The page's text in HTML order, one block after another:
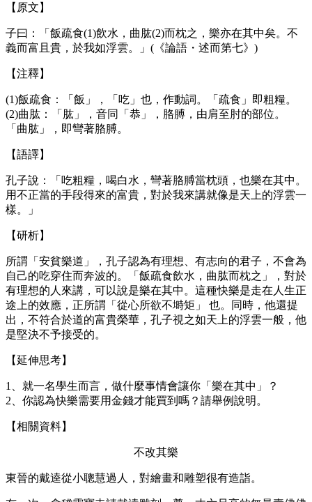
【原文】
子曰：「飯疏食(1)飲水，曲肱(2)而枕之，樂亦在其中矣。不
義而富且貴，於我如浮雲。」(《論語・述而第七》)
【注釋】
(1)飯疏食：「飯」，「吃」也，作動詞。「疏食」即粗糧。
(2)曲肱：「肱」，音同「恭」，胳膊，由肩至肘的部位。
「曲肱」，即彎著胳膊。
【語譯】
孔子說：「吃粗糧，喝白水，彎著胳膊當枕頭，也樂在其中。
用不正當的手段得來的富貴，對於我來講就像是天上的浮雲一
樣。」
【研析】
所謂「安貧樂道」，孔子認為有理想、有志向的君子，不會為
自己的吃穿住而奔波的。「飯疏食飲水，曲肱而枕之」，對於
有理想的人來講，可以說是樂在其中。這種快樂是走在人生正
途上的效應，正所謂「從心所欲不塒矩」 也。同時，他還提
出，不符合於道的富貴榮華，孔子視之如天上的浮雲一般，他
是堅決不予接受的。
【延伸思考】
1、就一名學生而言，做什麼事情會讓你「樂在其中」？
2、你認為快樂需要用金錢才能買到嗎？請舉例說明。
【相關資料】
不改其樂
東晉的戴逵從小聰慧過人，對繪畫和雕塑很有造詣。